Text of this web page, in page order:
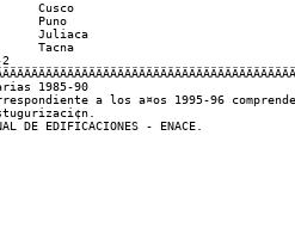
Cusco
Puno
Juliaca
Tacna
1996-2
1985-90
a los a¤os 1995-96
DE EDIFICACIONES - ENACE.